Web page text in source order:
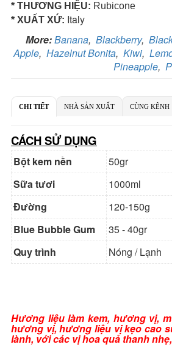
* THƯƠNG HIỆU: Rubicone
* XUẤT XỨ: Italy
More:Banana,Blackberry,
Apple,Hazelnut Bonita,Kiwi,
Pineapple,
CHI TIẾT NHÀ SẢN XUẤT CÙNG KÊNH
CÁCH SỬ DỤNG
Bột kem nền
50gr
Sữa tươi
1000ml
Đường
120-150g
Blue Bubble Gum
35 - 40gr
Quy trình
Nóng / Lạnh
Hương liệu làm kem, hương vị,
hương vị, hương liệu vị kẹo cao
lành, với các vị hoa quả thanh